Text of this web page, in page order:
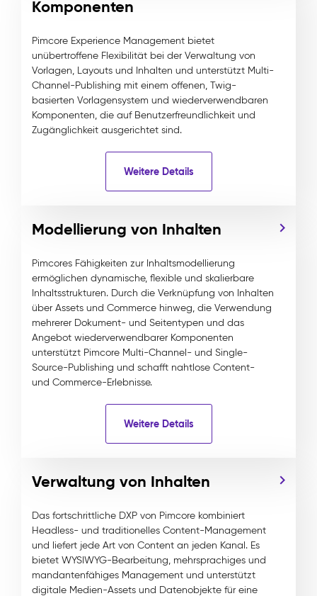
Komponenten
Pimcore Experience Management bietet
unübertroffene Flexibilität bei der Verwaltung von
Vorlagen, Layouts und Inhalten und unterstützt Multi-
Channel-Publishing mit einem offenen, Twig-
basierten Vorlagensystem und wiederverwendbaren
Komponenten, die auf Benutzerfreundlichkeit und
Zugänglichkeit ausgerichtet sind.
Weitere Details
Modellierung von Inhalten
Pimcores Fähigkeiten zur Inhaltsmodellierung
ermöglichen dynamische, flexible und skalierbare
Inhaltsstrukturen. Durch die Verknüpfung von Inhalten
über Assets und Commerce hinweg, die Verwendung
mehrerer Dokument- und Seitentypen und das
Angebot wiederverwendbarer Komponenten
unterstützt Pimcore Multi-Channel- und Single-
Source-Publishing und schafft nahtlose Content-
und Commerce-Erlebnisse.
Weitere Details
Verwaltung von Inhalten
Das fortschrittliche DXP von Pimcore kombiniert
Headless- und traditionelles Content-Management
und liefert jede Art von Content an jeden Kanal. Es
bietet WYSIWYG-Bearbeitung, mehrsprachiges und
mandantenfähiges Management und unterstützt
digitale Medien-Assets und Datenobjekte für eine